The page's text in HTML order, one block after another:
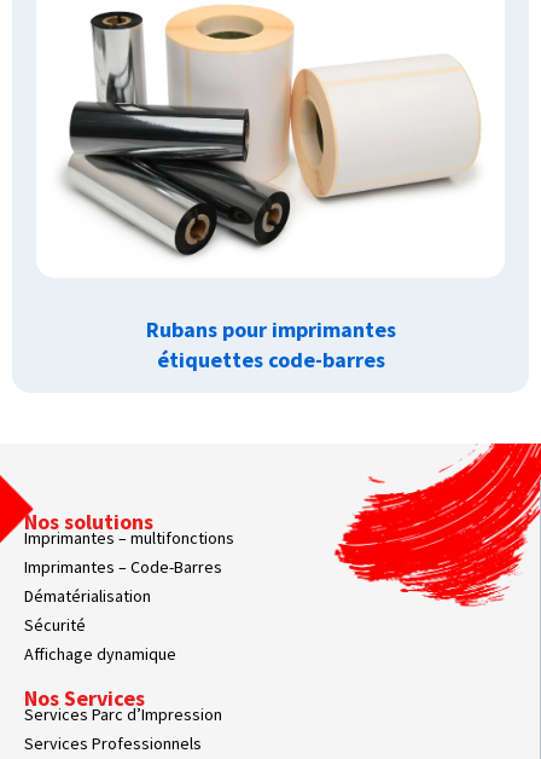
Rubans pour imprimantes
étiquettes code-barres
Nos solutions
Imprimantes – multifonctions
Imprimantes – Code-Barres
Dématérialisation
Sécurité
Affichage dynamique
Nos Services
Services Parc d’Impression
Services Professionnels